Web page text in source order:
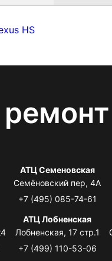
HS
АТЦ Семеновская
Семёновский пер, 4А
+7 (495) 085-74-61
АТЦ Лобненская
Лобненская, 17 стр.1
+7 (499) 110-53-06